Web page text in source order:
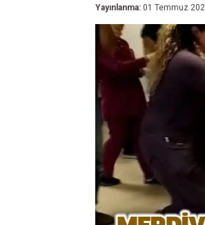
Yayınlanma: 01 Temmuz